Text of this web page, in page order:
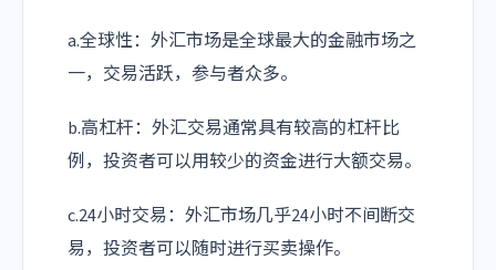
a.全球性：外汇市场是全球最大的金融市场之
一，交易活跃，参与者众多。
b.高杠杆：外汇交易通常具有较高的杠杆比
例，投资者可以用较少的资金进行大额交易。
c.24小时交易：外汇市场几乎24小时不间断交
易，投资者可以随时进行买卖操作。